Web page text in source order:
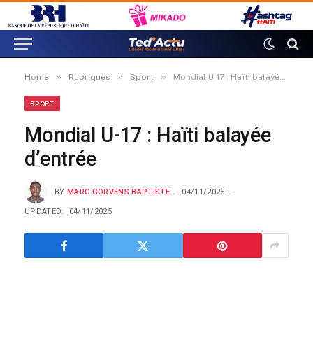
Home » Rubriques » Sport » Mondial U-17 : Haïti balayée d’entrée
SPORT
Mondial U-17 : Haïti balayée
d’entrée
BY MARC GORVENS BAPTISTE 04/11/2025
UPDATED: 04/11/2025